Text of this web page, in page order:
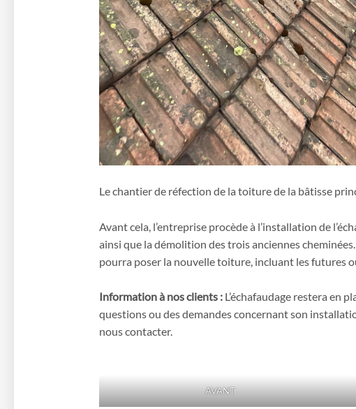
Le chantier de réfection de la toiture de la bâtisse
Avant cela, l’entreprise procède à l’installation de
ainsi que la démolition des trois anciennes
pourra poser la nouvelle toiture, incluant les futures
Information à nos clients : L’échafaudage restera en
questions ou des demandes concernant son
nous contacter.
AVANT